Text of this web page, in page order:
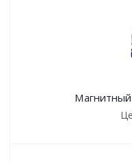
Магнитный